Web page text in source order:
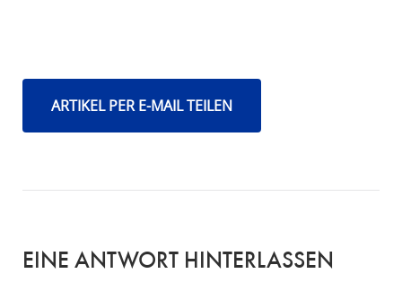
ARTIKEL PER E-MAIL TEILEN
EINE ANTWORT HINTERLASSEN